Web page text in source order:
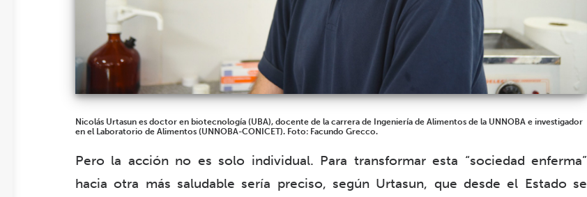
Nicolás Urtasun es doctor en biotecnología (UBA), docente de la carrera de Ingeniería de Alimentos de la UNNOBA e investigador
en el Laboratorio de Alimentos (UNNOBA-CONICET). Foto: Facundo Grecco.
Pero la acción no es solo individual. Para transformar esta “sociedad enferma”
hacia otra más saludable sería preciso, según Urtasun, que desde el Estado se